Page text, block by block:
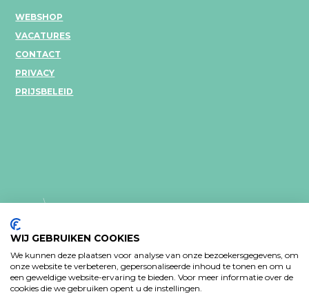
WEBSHOP
VACATURES
CONTACT
PRIVACY
PRIJSBELEID
PRIVACY VERKLARING
WIJ GEBRUIKEN COOKIES
We kunnen deze plaatsen voor analyse van onze bezoekersgegevens, om
onze website te verbeteren, gepersonaliseerde inhoud te tonen en om u
een geweldige website-ervaring te bieden. Voor meer informatie over de
cookies die we gebruiken opent u de instellingen.